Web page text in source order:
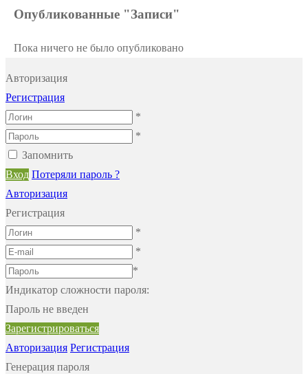
Опубликованные "Записи"
Пока ничего не было опубликовано
Авторизация
Регистрация
*
*
Запомнить
Вход Потеряли пароль ?
Авторизация
Регистрация
*
*
*
Индикатор сложности пароля:
Пароль не введен
Зарегистрироваться
Авторизация Регистрация
Генерация пароля